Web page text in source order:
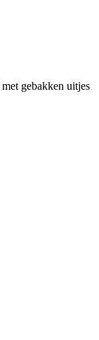
gebakken uitjes